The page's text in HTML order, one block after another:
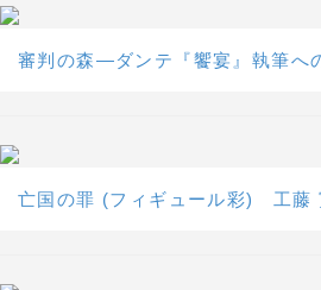
審判の森―ダンテ『饗宴』執筆
亡国の罪 (フィギュール彩) 工藤